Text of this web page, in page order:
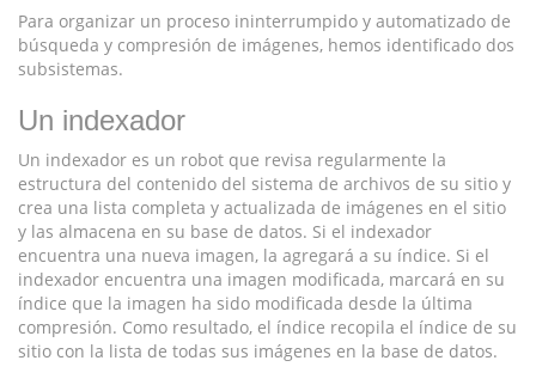
Para organizar un proceso ininterrumpido y automatizado de
búsqueda y compresión de imágenes, hemos identificado dos
subsistemas.
Un indexador
Un indexador es un robot que revisa regularmente la
estructura del contenido del sistema de archivos de su sitio y
crea una lista completa y actualizada de imágenes en el sitio
y las almacena en su base de datos. Si el indexador
encuentra una nueva imagen, la agregará a su índice. Si el
indexador encuentra una imagen modificada, marcará en su
índice que la imagen ha sido modificada desde la última
compresión. Como resultado, el índice recopila el índice de su
sitio con la lista de todas sus imágenes en la base de datos.